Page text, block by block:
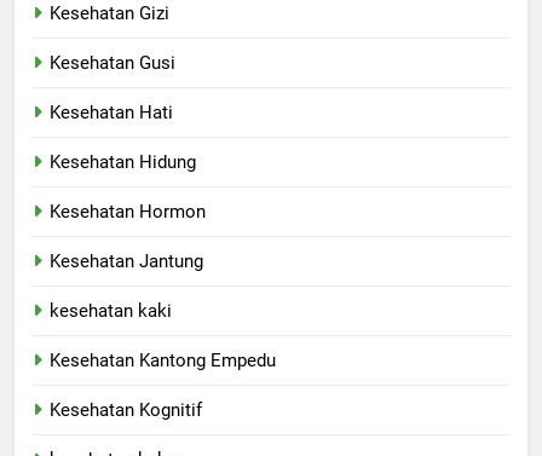
Kesehatan Gizi
Kesehatan Gusi
Kesehatan Hati
Kesehatan Hidung
Kesehatan Hormon
Kesehatan Jantung
kesehatan kaki
Kesehatan Kantong Empedu
Kesehatan Kognitif